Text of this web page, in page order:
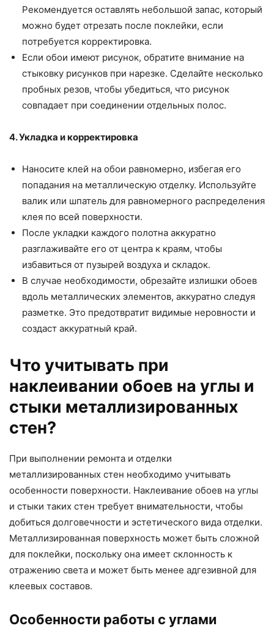
Рекомендуется оставлять небольшой запас, который
можно будет отрезать после поклейки, если
потребуется корректировка.
Если обои имеют рисунок, обратите внимание на
стыковку рисунков при нарезке. Сделайте несколько
пробных резов, чтобы убедиться, что рисунок
совпадает при соединении отдельных полос.
4. Укладка и корректировка
Наносите клей на обои равномерно, избегая его
попадания на металлическую отделку. Используйте
валик или шпатель для равномерного распределения
клея по всей поверхности.
После укладки каждого полотна аккуратно
разглаживайте его от центра к краям, чтобы
избавиться от пузырей воздуха и складок.
В случае необходимости, обрезайте излишки обоев
вдоль металлических элементов, аккуратно следуя
разметке. Это предотвратит видимые неровности и
создаст аккуратный край.
Что учитывать при
наклеивании обоев на углы и
стыки металлизированных
стен?
При выполнении ремонта и отделки
металлизированных стен необходимо учитывать
особенности поверхности. Наклеивание обоев на углы
и стыки таких стен требует внимательности, чтобы
добиться долговечности и эстетического вида отделки.
Металлизированная поверхность может быть сложной
для поклейки, поскольку она имеет склонность к
отражению света и может быть менее адгезивной для
клеевых составов.
Особенности работы с углами